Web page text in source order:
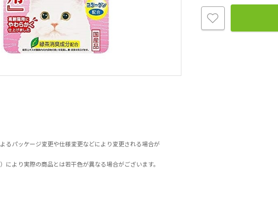
るパッケージ変更や仕様変更などにより変更される場合が
により実際の商品とは若干色が異なる場合がございます。